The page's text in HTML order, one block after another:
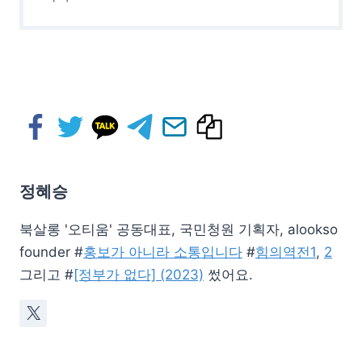
정혜승
북살롱 '오티움' 공동대표, 국민청원 기획자, alookso
founder #홍보가 아니라 소통입니다 #힘의역전1, 2
그리고 #[정부가 없다] (2023) 썼어요.